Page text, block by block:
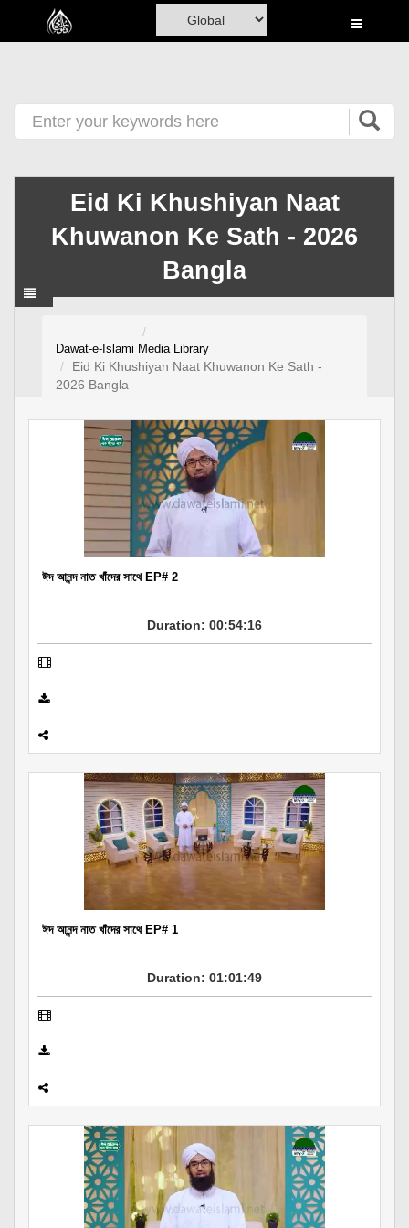
Home
Media
Madani Channel
Donation
Magazine
Our Websites
Eid Ki Khushiyan Naat
Khuwanon Ke Sath - 2026
Bangla
Dawat-e-Islami Media Library
Eid Ki Khushiyan Naat Khuwanon Ke Sath -
2026 Bangla
ঈদ আনন্দ নাত খাঁদের সাথে EP# 2
Duration: 00:54:16
ঈদ আনন্দ নাত খাঁদের সাথে EP# 1
Duration: 01:01:49